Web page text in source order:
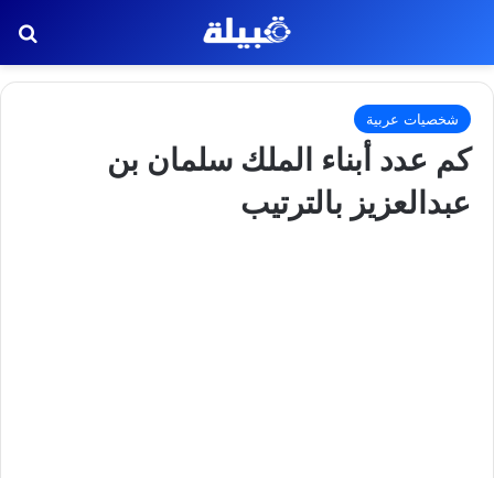
شخصيات عربية
كم عدد أبناء الملك سلمان بن
عبدالعزيز بالترتيب